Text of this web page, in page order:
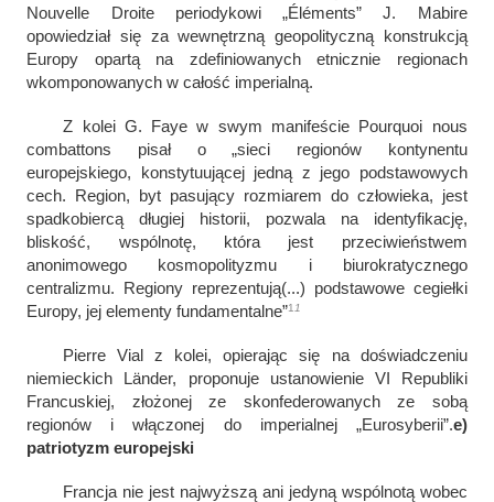
Nouvelle Droite
periodykowi „Éléments” J. Mabire
opowiedział się za wewnętrzną geopolityczną konstrukcją
Europy opartą na zdefiniowanych etnicznie regionach
wkomponowanych w całość imperialną.
Z kolei G. Faye w swym manifeście Pourquoi nous
combattons pisał o „sieci regionów kontynentu
europejskiego, konstytuującej jedną z jego podstawowych
cech. Region, byt pasujący rozmiarem do człowieka, jest
spadkobiercą długiej historii, pozwala na identyfikację,
bliskość, wspólnotę, która jest przeciwieństwem
anonimowego kosmopolityzmu i biurokratycznego
centralizmu. Regiony reprezentują(...) podstawowe cegiełki
Europy, jej elementy fundamentalne”1 1
Pierre Vial z kolei, opierając się na doświadczeniu
niemieckich Länder, proponuje ustanowienie VI Republiki
Francuskiej, złożonej ze skonfederowanych ze sobą
regionów i włączonej do imperialnej „Eurosyberii”.e)
patriotyzm europejski
Francja nie jest najwyższą ani jedyną wspólnotą wobec